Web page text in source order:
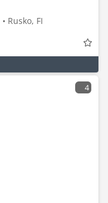
Rusko, FI
4